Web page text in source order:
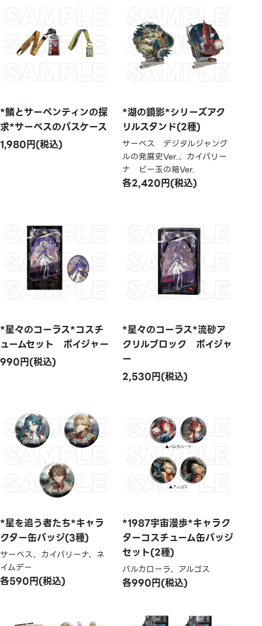
*鱗とサーペンティンの探
求*サーベスのパスケース
1,980円(税込)
*湖の鏡影*シリーズアク
リルスタンド(2種)
サーベス デジタルジャング
ルの発展史Ver.、カイパリー
ナ ビー玉の箱Ver.
各2,420円(税込)
*星々のコーラス*コスチ
ュームセット ボイジャー
990円(税込)
*星々のコーラス*流砂ア
クリルブロック ボイジャ
ー
2,530円(税込)
*星を追う者たち*キャラ
クター缶バッジ(3種)
サーベス、カイパリーナ、ネ
イムデー
各590円(税込)
*1987宇宙漫歩*キャラク
ターコスチューム缶バッジ
セット(2種)
バルカローラ、アルゴス
各990円(税込)